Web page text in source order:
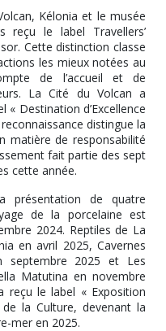
Kélonia et le musée
reçu le label Travellers’
Cette distinction classe
les mieux notées au
de l’accueil et de
La Cité du Volcan a
Destination d’Excellence
distingue la
matière de responsabilité
fait partie des sept
cette année.
présentation de quatre
de la porcelaine est
2024. Reptiles de La
en avril 2025, Cavernes
septembre 2025 et Les
Matutina en novembre
reçu le label « Exposition
la Culture, devenant la
mer en 2025.